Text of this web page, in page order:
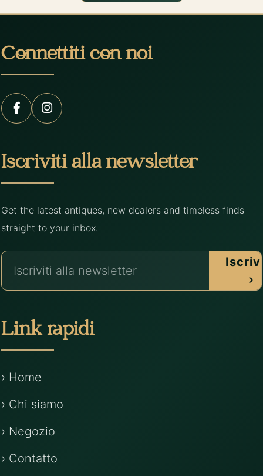
Connettiti con noi
Iscriviti alla newsletter
Get the latest antiques, new dealers and timeless finds
straight to your inbox.
›
Link rapidi
› Home
› Chi siamo
› Negozio
› Contatto